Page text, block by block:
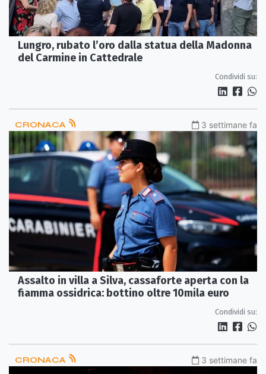
Lungro, rubato l’oro dalla statua della Madonna
del Carmine in Cattedrale
Condividi su:
CRONACA 3 settimane fa
Assalto in villa a Silva, cassaforte aperta con la
fiamma ossidrica: bottino oltre 10mila euro
Condividi su:
CRONACA 3 settimane fa